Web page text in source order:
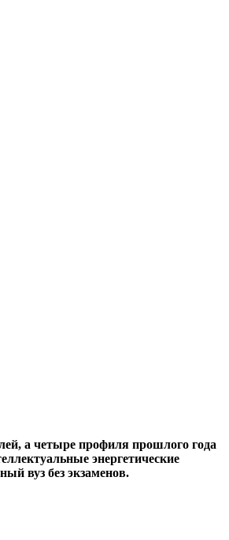
а четыре профиля прошлого года
энергетические
вуз без экзаменов.